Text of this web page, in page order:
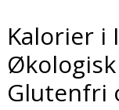
Kalorier i
Glutenfri